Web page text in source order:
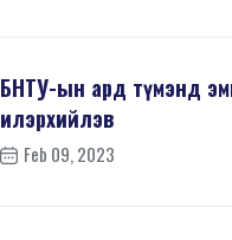
БНТУ-ын ард түмэнд
илэрхийлэв
Feb 09, 2023